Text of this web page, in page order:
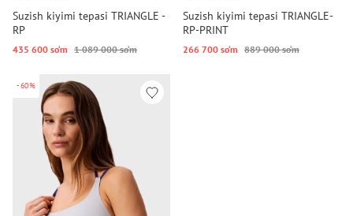
Suzish kiyimi tepasi TRIANGLE -
RP
435 600 so‘m 1 089 000 so‘m
Suzish kiyimi tepasi TRIANGLE-
RP-PRINT
266 700 so‘m 889 000 so‘m
-60%